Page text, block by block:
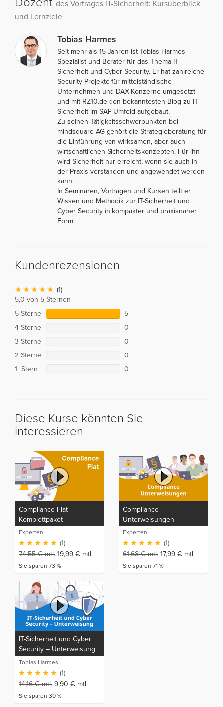
des Vortrages IT-Sicherheit: Kursüberblick
und Lernziele
Tobias Harmes
Seit mehr als 15 Jahren ist Tobias Harmes
Spezialist und Berater für das Thema IT-
Sicherheit und Cyber Security. Er hat zahlreiche
Security-Projekte für mittelständische
Unternehmen und DAX-Konzerne umgesetzt
und mit RZ10.de den bekanntesten Blog zu IT-
Sicherheit im SAP-Umfeld aufgebaut.
Zu seinen Tätigkeitsschwerpunkten bei
mindsquare AG gehört die Strategieberatung für
die Einführung von wirksamen, aber auch
wirtschaftlichen Sicherheitskonzepten. Für ihn
wird Sicherheit nur erreicht, wenn sie auch in
der Praxis verstanden und angewendet werden
kann.
In Seminaren, Vorträgen und Kursen teilt er
Wissen und Methodik zur IT-Sicherheit und
Cyber Security in kompakter und praxisnaher
Form.
Kundenrezensionen
(1)
5,0 von 5 Sternen
5 Sterne
5
4 Sterne
0
3 Sterne
0
2 Sterne
0
1 Stern
0
Diese Kurse könnten Sie
interessieren
Compliance Flat
Komplettpaket
Experten
(1)
74,55€mtl. 19,99 € mtl.
Sie sparen 73 %
Compliance
Unterweisungen
Experten
(1)
61,68€mtl. 17,99 € mtl.
Sie sparen 71 %
IT-Sicherheit und Cyber
Security – Unterweisung
Tobias Harmes
(1)
14,16€mtl. 9,90 € mtl.
Sie sparen 30 %